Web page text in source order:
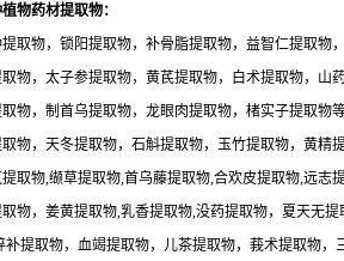
物药材提取物：
取物，锁阳提取物，补骨脂提取物，益智仁提取
物，太子参提取物，黄芪提取物，白术提取物，
物，制首乌提取物，龙眼肉提取物，楮实子提取物
物，天冬提取物，石斛提取物，玉竹提取物，黄
取物,缬草提取物,首乌藤提取物,合欢皮提取物,远志
物，姜黄提取物,乳香提取物,没药提取物，夏天无
提取物，血竭提取物，儿茶提取物，莪术提取物，